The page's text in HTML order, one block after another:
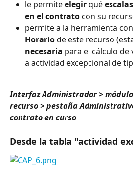
le permite elegir qué escalas
en el contrato con su
permite a la herramienta
Horario de este recurso
necesaria para el cálculo de
a actividad excepcional de
Interfaz Administrador >
recurso > pestaña
contrato en curso
Desde la tabla "actividad